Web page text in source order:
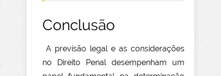
Conclusão
A previsão legal e as considerações
no Direito Penal desempenham um